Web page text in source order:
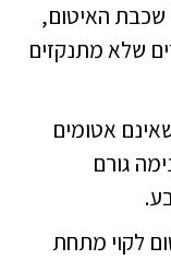
האיטום,
שלא מתנקזים
אטומים
גורם
לקוי מתחת